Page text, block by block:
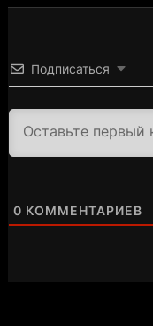
Подписаться
0 КОММЕНТАРИЕВ